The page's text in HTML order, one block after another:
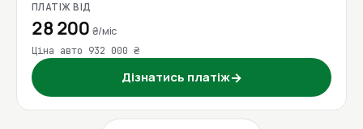
ПЛАТІЖ ВІД
28 200 ₴/міс
Ціна авто 932 000 ₴
Дізнатись платіж→